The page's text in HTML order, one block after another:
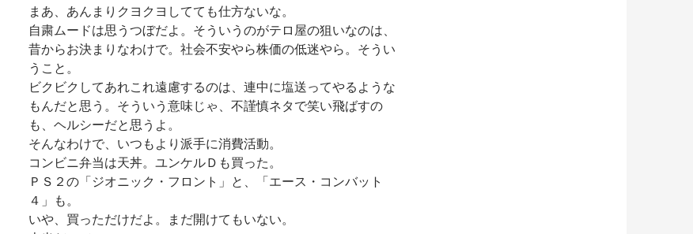
まあ、あんまりクヨクヨしてても仕方ないな。
自粛ムードは思うつぼだよ。そういうのがテロ屋の狙いなのは、
昔からお決まりなわけで。社会不安やら株価の低迷やら。そうい
うこと。
ビクビクしてあれこれ遠慮するのは、連中に塩送ってやるような
もんだと思う。そういう意味じゃ、不謹慎ネタで笑い飛ばすの
も、ヘルシーだと思うよ。
そんなわけで、いつもより派手に消費活動。
コンビニ弁当は天丼。ユンケルＤも買った。
ＰＳ２の「ジオニック・フロント」と、「エース・コンバット
４」も。
いや、買っただけだよ。まだ開けてもいない。